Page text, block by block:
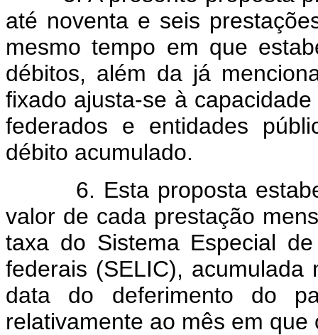
até noventa e seis
mesmo tempo em que
débitos, além da já
fixado ajusta-se à
federados e entidades
débito acumulado.
6. Esta proposta
valor de cada prestação
taxa do Sistema Especial
federais (SELIC),
data do deferimento do
relativamente ao mês em